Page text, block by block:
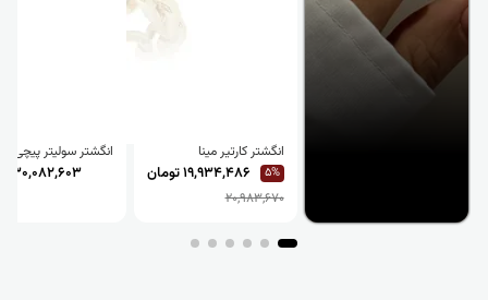
انگشتر کارتیر مینا
5% 19,934,486 تومان
20,983,670
انگشتر سولیتر پیچی
30,082,603 تومان